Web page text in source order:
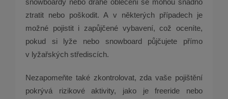
snowboardy nebo drahé oblečení se mohou snadno
ztratit nebo poškodit. A v některých případech je
možné pojistit i zapůjčené vybavení, což oceníte,
pokud si lyže nebo snowboard půjčujete přímo
v lyžařských střediscích.
Nezapomeňte také zkontrolovat, zda vaše pojištění
pokrývá rizikové aktivity, jako je freeride nebo